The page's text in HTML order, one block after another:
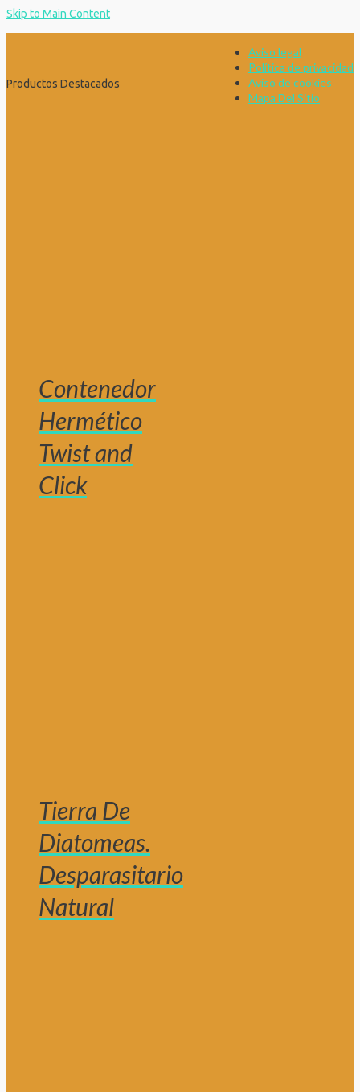
Skip to Main Content
Aviso legal
Política de privacidad
Aviso de cookies
Mapa Del Sitio
Productos Destacados
Contenedor
Hermético
Twist and
Click
Tierra De
Diatomeas.
Desparasitario
Natural